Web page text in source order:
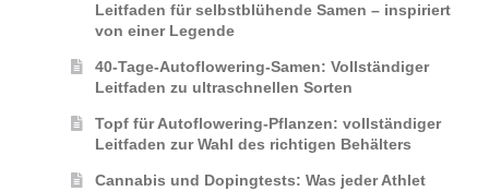
Leitfaden für selbstblühende Samen – inspiriert
von einer Legende
40-Tage-Autoflowering-Samen: Vollständiger
Leitfaden zu ultraschnellen Sorten
Topf für Autoflowering-Pflanzen: vollständiger
Leitfaden zur Wahl des richtigen Behälters
Cannabis und Dopingtests: Was jeder Athlet